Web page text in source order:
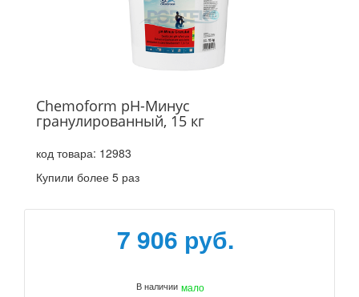
Chemoform pH-Mинус
гранулированный, 15 кг
код товара: 12983
Купили более 5 раз
7 906 руб.
В наличии мало